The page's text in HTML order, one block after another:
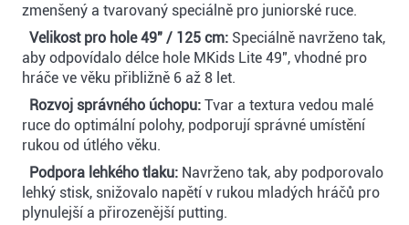
zmenšený a tvarovaný speciálně pro juniorské ruce.
Velikost pro hole 49" / 125 cm: Speciálně navrženo tak,
aby odpovídalo délce hole MKids Lite 49", vhodné pro
hráče ve věku přibližně 6 až 8 let.
Rozvoj správného úchopu: Tvar a textura vedou malé
ruce do optimální polohy, podporují správné umístění
rukou od útlého věku.
Podpora lehkého tlaku: Navrženo tak, aby podporovalo
lehký stisk, snižovalo napětí v rukou mladých hráčů pro
plynulejší a přirozenější putting.